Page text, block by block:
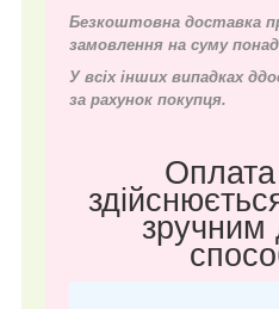
Безкоштовна доставка
замовлення на суму
У всіх інших випадках д
за рахунок покупця.
зручним